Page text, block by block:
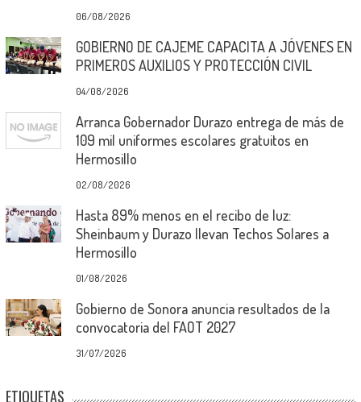
06/08/2026
GOBIERNO DE CAJEME CAPACITA A JÓVENES EN
PRIMEROS AUXILIOS Y PROTECCIÓN CIVIL
04/08/2026
Arranca Gobernador Durazo entrega de más de
109 mil uniformes escolares gratuitos en
Hermosillo
02/08/2026
Hasta 89% menos en el recibo de luz:
Sheinbaum y Durazo llevan Techos Solares a
Hermosillo
01/08/2026
Gobierno de Sonora anuncia resultados de la
convocatoria del FAOT 2027
31/07/2026
ETIQUETAS